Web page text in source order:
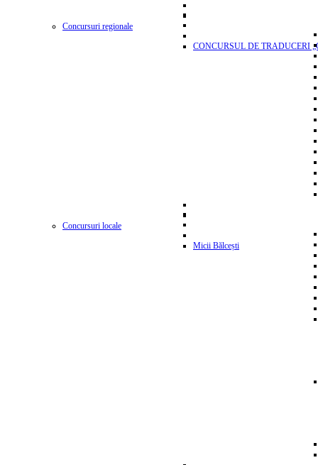
Concursuri regionale
CONCURSUL DE TRADUCERI
Concursuri locale
Micii Bălcești